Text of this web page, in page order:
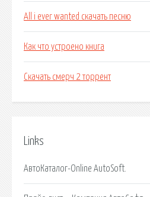
All i ever wanted скачать песню
Как что устроено книга
Скачать смерч 2 торрент
Links
АвтоКаталог-Online AutoSoft.